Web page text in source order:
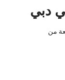
دبي
من